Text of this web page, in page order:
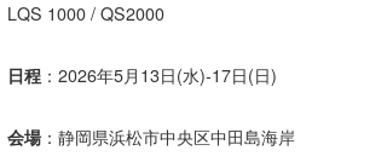
LQS 1000 / QS2000
日程 ：2026年5月13日(水)-17日(日)
会場：静岡県浜松市中央区中田島海岸